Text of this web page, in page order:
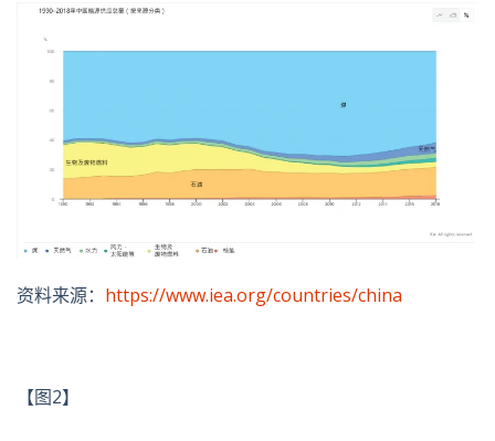
资料来源： https://www.iea.org/countries/china
【图2】